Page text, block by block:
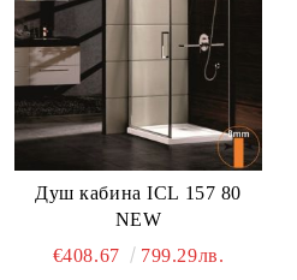
Душ кабина ICL 157 80
NEW
€408.67
799.29лв.